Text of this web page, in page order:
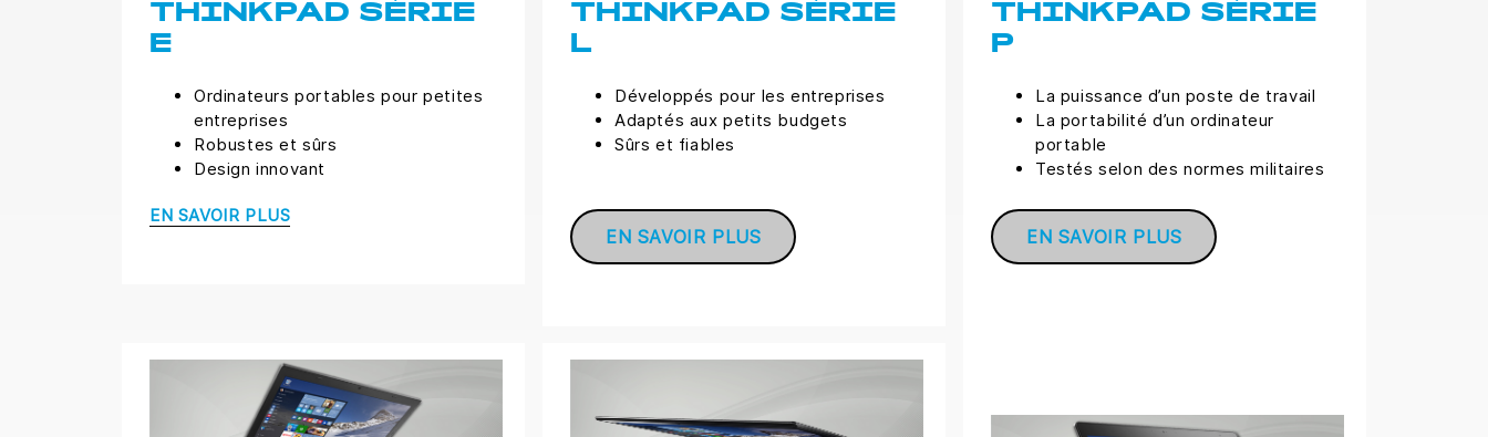
THINKPAD SÉRIE
E
Ordinateurs portables pour petites
entreprises
Robustes et sûrs
Design innovant
EN SAVOIR PLUS
THINKPAD SÉRIE
L
Développés pour les entreprises
Adaptés aux petits budgets
Sûrs et fiables
EN SAVOIR PLUS
THINKPAD SÉRIE
P
La puissance d’un poste de travail
La portabilité d’un ordinateur
portable
Testés selon des normes militaires
EN SAVOIR PLUS